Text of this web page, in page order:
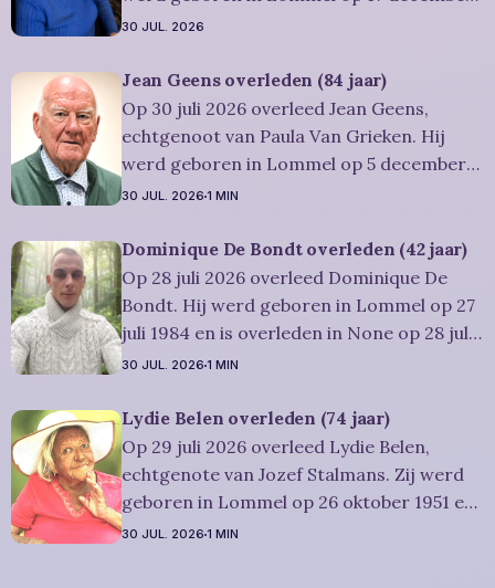
1942 en is overleden in Overpelt op 30 juli
werd 83 jaar. Rouwbericht Severens: De
afscheidsplechtígheid van Irène zal
plaatsvinden in intieme kring. Condoleren
30 JUL. 2026
Jean Geens overleden (84 jaar)
Op 30 juli 2026 overleed Jean Geens,
echtgenoot van Paula Van Grieken. Hij
werd geboren in Lommel op 5 december
1941 en is overleden in Mol op 30 juli 2026.
jaar. Rouwbericht Dries-Hulsmans:
Plechtigheid: U wordt vriendelijk
uitgenodigd om samen met
30 JUL. 2026 1 MIN
Dominique De Bondt overleden (42 jaar)
Op 28 juli 2026 overleed Dominique De
Bondt. Hij werd geboren in Lommel op 27
juli 1984 en is overleden in None op 28 juli
2026. Hij was woonachtig in Lommel en
nemen afscheid van Dominique tijdens een
intieme plechtigheid, omringd door zijn
naaste
30 JUL. 2026 1 MIN
Lydie Belen overleden (74 jaar)
Op 29 juli 2026 overleed Lydie Belen,
echtgenote van Jozef Stalmans. Zij werd
geboren in Lommel op 26 oktober 1951 en
is overleden in Leopoldsburg op 29 juli
30 JUL. 2026 1 MIN